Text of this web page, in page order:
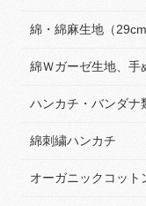
綿・綿麻生地（29cm
綿Ｗガーゼ生地、手
ハンカチ・バンダナ
綿刺繍ハンカチ
オーガニックコット